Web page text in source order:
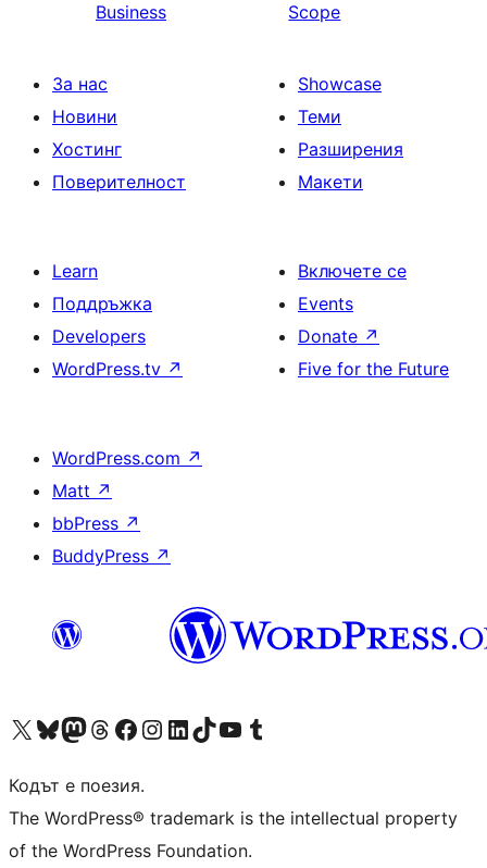
Business
Scope
За нас
Новини
Хостинг
Поверителност
Showcase
Теми
Разширения
Макети
Learn
Поддръжка
Developers
WordPress.tv ↗
Включете се
Events
Donate ↗
Five for the Future
WordPress.com ↗
Matt ↗
bbPress ↗
BuddyPress ↗
Visit our X (formerly Twitter) account
Visit our Bluesky account
Visit our Mastodon account
Visit our Threads account
Посетете нашата страница във Facebook
Посетете нашия профил в Instagram
Посетете нашия профил в LinkedIn
Visit our TikTok account
Visit our YouTube channel
Visit our Tumblr account
Кодът е поезия.
The WordPress® trademark is the intellectual property
of the WordPress Foundation.